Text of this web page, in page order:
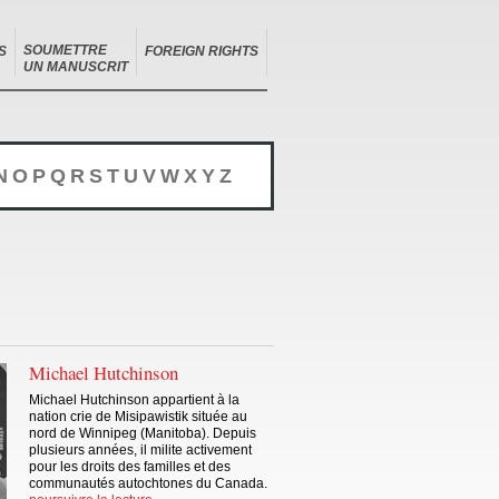
SOUMETTRE
UN MANUSCRIT
FOREIGN RIGHTS
O P Q R S T U V W X Y Z
Michael Hutchinson
Michael Hutchinson appartient à la
nation crie de Misipawistik située au
nord de Winnipeg (Manitoba). Depuis
plusieurs années, il milite activement
pour les droits des familles et des
communautés autochtones du Canada.